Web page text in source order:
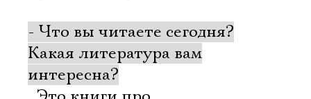
- Что вы читаете сегодня?
Какая литература вам
интересна?